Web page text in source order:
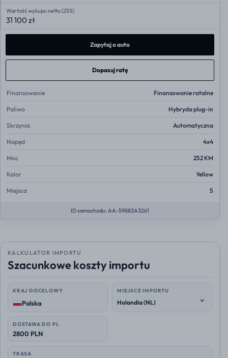
Wartość wykupu netto (25%)
31 100 zł
Zapytaj o auto
Dopasuj ratę
Finansowanie Finansowanie ratalne
Paliwo Hybryda plug-in
Skrzynia Automatyczna
Napęd 4x4
Moc 252 KM
Kolor Yellow
Miejsca 5
ID samochodu: AA-59883A3261
KALKULATOR IMPORTU
Szacunkowe koszty importu
KRAJ DOCELOWY
Polska
MIEJSCE IMPORTU
DOSTAWA DO PL
2800 PLN
TRASA